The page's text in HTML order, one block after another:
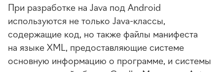
При разработке на Java под Android
используются не только Java-классы,
содержащие код, но также файлы манифеста
на языке XML, предоставляющие системе
основную информацию о программе, и системы